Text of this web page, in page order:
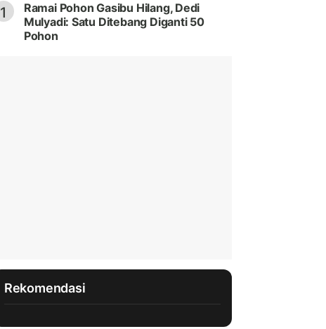
1
Ramai Pohon Gasibu Hilang, Dedi
Mulyadi: Satu Ditebang Diganti 50
Pohon
Rekomendasi